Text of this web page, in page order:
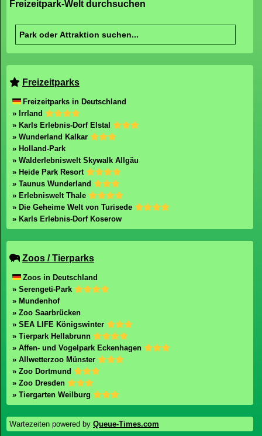
Freizeitpark-Welt durchsuchen
Freizeitparks
Freizeitparks in Deutschland
» Irrland
» Karls Erlebnis-Dorf Elstal
» Wunderland Kalkar
» Holland-Park
» Walderlebniswelt Skywalk Allgäu
» Heide Park Resort
» Taunus Wunderland
» Erlebniswelt Thale
» Die Geheime Welt von Turisede
» Karls Erlebnis-Dorf Koserow
Zoos / Tierparks
Zoos in Deutschland
» Serengeti-Park
» Mundenhof
» Zoo Saarbrücken
» SEA LIFE Königswinter
» Tierpark Hellabrunn
» Affen- und Vogelpark Eckenhagen
» Allwetterzoo Münster
» Zoo Dortmund
» Zoo Dresden
» Tiergarten Weilburg
Wartezeiten powered by Queue-Times.com